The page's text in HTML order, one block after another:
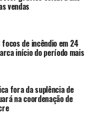
com os Mebêngôkre
O objetivo central é
Amazônia sob a
que essas
ao mesmo
contemporâneos,
de identidade,
vendas
de incêndio em 24
início do período mais
fora da suplência de
na coordenação de